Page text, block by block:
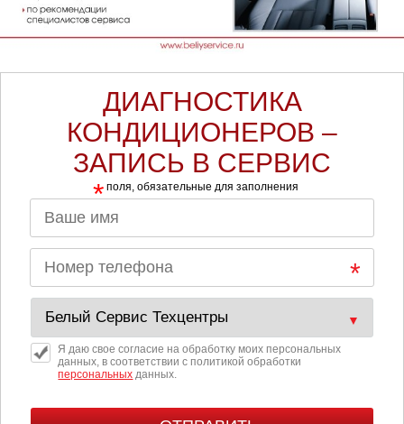
ДИАГНОСТИКА
КОНДИЦИОНЕРОВ –
ЗАПИСЬ В СЕРВИС
* поля, обязательные для заполнения
Я даю свое согласие на обработку моих персональных
данных, в соответствии с политикой обработки
персональных данных.